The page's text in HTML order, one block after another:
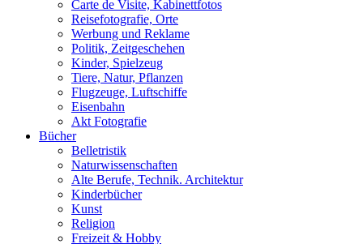
Carte de Visite, Kabinettfotos
Reisefotografie, Orte
Werbung und Reklame
Politik, Zeitgeschehen
Kinder, Spielzeug
Tiere, Natur, Pflanzen
Flugzeuge, Luftschiffe
Eisenbahn
Akt Fotografie
Bücher
Belletristik
Naturwissenschaften
Alte Berufe, Technik. Architektur
Kinderbücher
Kunst
Religion
Freizeit & Hobby